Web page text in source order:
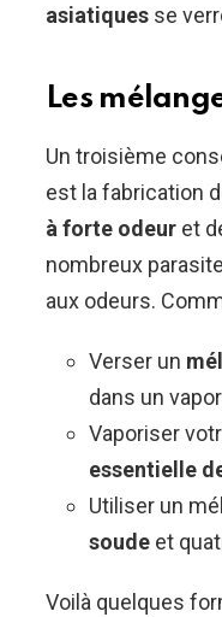
asiatiques se
Les
Un troisième
est la fabrication
à forte odeur et
nombreux
aux odeurs.
Verser un
dans un
Vaporiser
essentielle
Utiliser un
soude et
Voilà quelques